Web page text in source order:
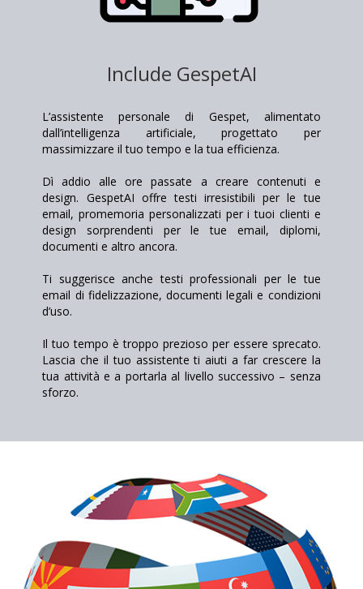
Include GespetAI
L’assistente personale di Gespet, alimentato
dall’intelligenza artificiale, progettato per
massimizzare il tuo tempo e la tua efficienza.
Dì addio alle ore passate a creare contenuti e
design. GespetAI offre testi irresistibili per le tue
email, promemoria personalizzati per i tuoi clienti e
design sorprendenti per le tue email, diplomi,
documenti e altro ancora.
Ti suggerisce anche testi professionali per le tue
email di fidelizzazione, documenti legali e condizioni
d’uso.
Il tuo tempo è troppo prezioso per essere sprecato.
Lascia che il tuo assistente ti aiuti a far crescere la
tua attività e a portarla al livello successivo – senza
sforzo.